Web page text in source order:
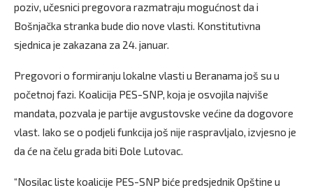
poziv, učesnici pregovora razmatraju mogućnost da i
Bošnjačka stranka bude dio nove vlasti. Konstitutivna
sjednica je zakazana za 24. januar.
Pregovori o formiranju lokalne vlasti u Beranama još su u
početnoj fazi. Koalicija PES-SNP, koja je osvojila najviše
mandata, pozvala je partije avgustovske većine da dogovore
vlast. Iako se o podjeli funkcija još nije raspravljalo, izvjesno je
da će na čelu grada biti Đole Lutovac.
“Nosilac liste koalicije PES-SNP biće predsjednik Opštine u